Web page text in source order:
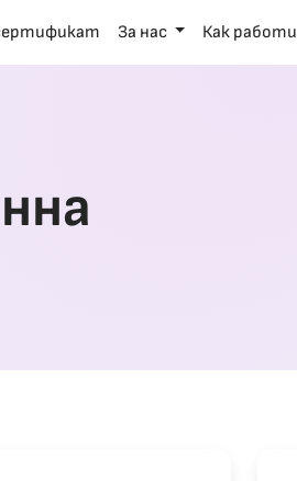
За нас Как работи